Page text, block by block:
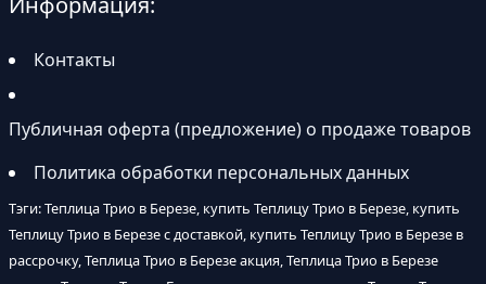
Контакты
Публичная оферта (предложение) о продаже товаров
Политика обработки персональных данных
Тэги: Теплица Трио в Березе, купить Теплицу Трио в Березе, купить
Теплицу Трио в Березе с доставкой, купить Теплицу Трио в Березе в
рассрочку, Теплица Трио в Березе акция, Теплица Трио в Березе